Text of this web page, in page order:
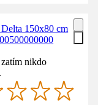
150x80 cm
nikdo